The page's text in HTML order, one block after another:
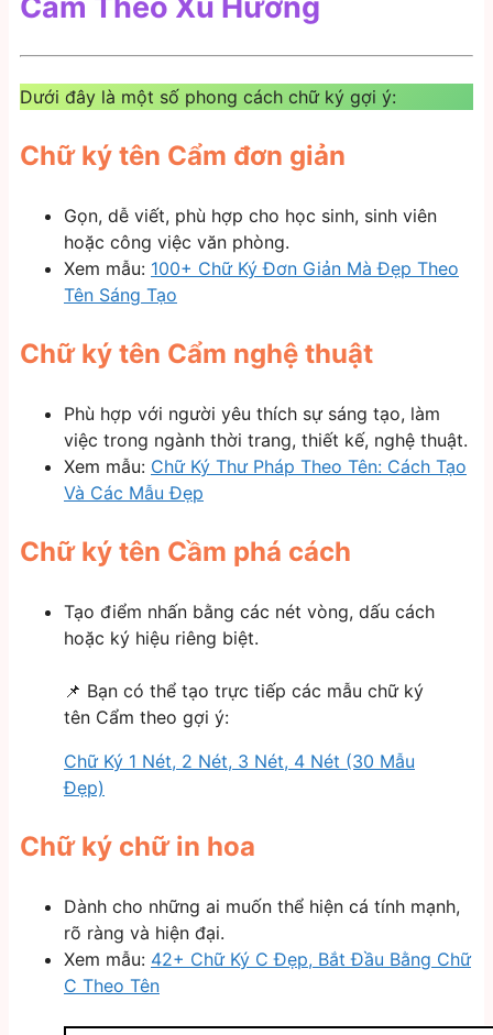
Cầm Theo Xu Hướng
Dưới đây là một số phong cách chữ ký gợi ý:
Chữ ký tên Cẩm đơn giản
Gọn, dễ viết, phù hợp cho học sinh, sinh viên
hoặc công việc văn phòng.
Xem mẫu: 100+ Chữ Ký Đơn Giản Mà Đẹp Theo
Tên Sáng Tạo
Chữ ký tên Cẩm nghệ thuật
Phù hợp với người yêu thích sự sáng tạo, làm
việc trong ngành thời trang, thiết kế, nghệ thuật.
Xem mẫu: Chữ Ký Thư Pháp Theo Tên: Cách Tạo
Và Các Mẫu Đẹp
Chữ ký tên Cầm phá cách
Tạo điểm nhấn bằng các nét vòng, dấu cách
hoặc ký hiệu riêng biệt.
📌 Bạn có thể tạo trực tiếp các mẫu chữ ký
tên Cẩm theo gợi ý:
Chữ Ký 1 Nét, 2 Nét, 3 Nét, 4 Nét (30 Mẫu
Đẹp)
Chữ ký chữ in hoa
Dành cho những ai muốn thể hiện cá tính mạnh,
rõ ràng và hiện đại.
Xem mẫu: 42+ Chữ Ký C Đẹp, Bắt Đầu Bằng Chữ
C Theo Tên